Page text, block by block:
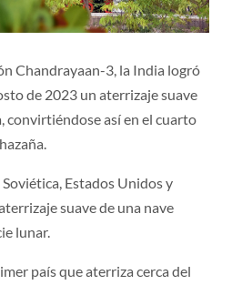
Chandrayaan-3, la India logró
de 2023 un aterrizaje suave
convirtiéndose así en el cuarto
Estados Unidos y
suave de una nave
lunar.
país que aterriza cerca del